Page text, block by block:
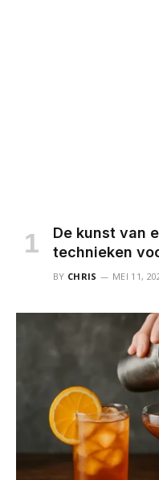
De kunst van
technieken
BY CHRIS MEI 11,